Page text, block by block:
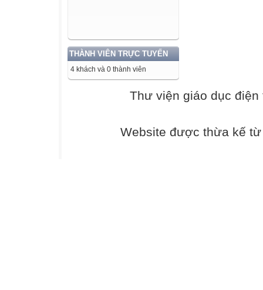
THÀNH VIÊN TRỰC TUYẾN
4 khách và 0 thành viên
hệ hai
phương trình
Tổ chức hoạt
Thư viện giáo dục
Website được thừa kế